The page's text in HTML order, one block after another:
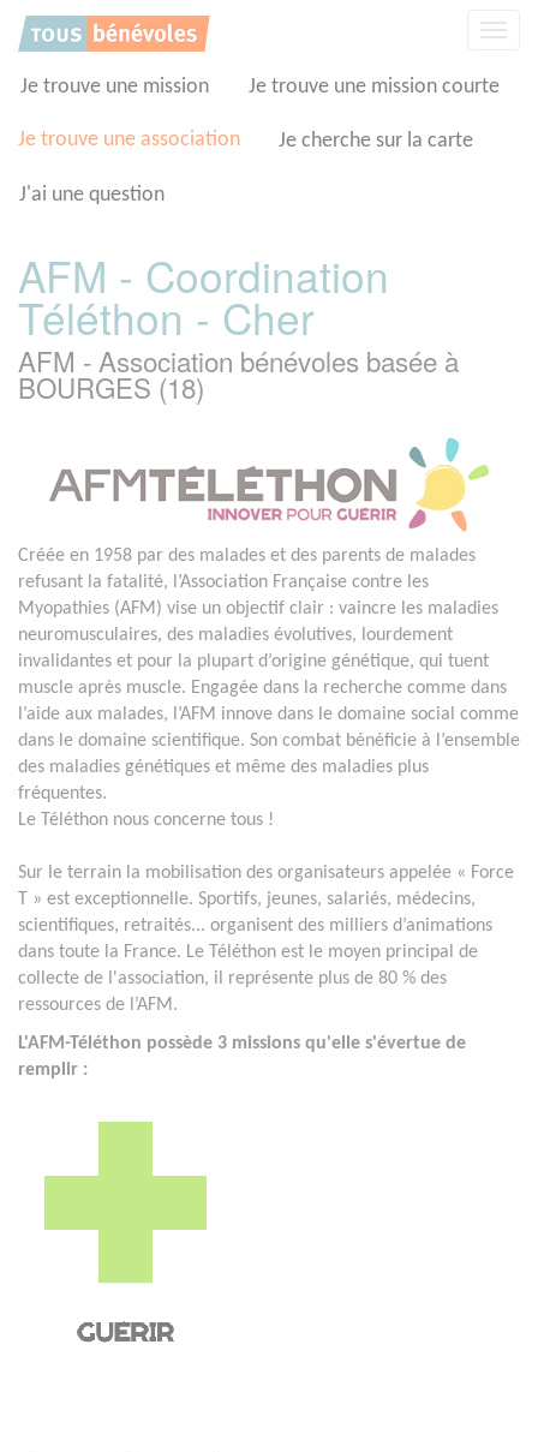
Je trouve une mission Je trouve une mission courte
Je trouve une association Je cherche sur la carte
J'ai une question
AFM - Coordination
Téléthon - Cher
AFM - Association bénévoles basée à
BOURGES (18)
Créée en 1958 par des malades et des parents de malades
refusant la fatalité, l’Association Française contre les
Myopathies (AFM) vise un objectif clair : vaincre les maladies
neuromusculaires, des maladies évolutives, lourdement
invalidantes et pour la plupart d’origine génétique, qui tuent
muscle après muscle. Engagée dans la recherche comme dans
l’aide aux malades, l’AFM innove dans le domaine social comme
dans le domaine scientifique. Son combat bénéficie à l’ensemble
des maladies génétiques et même des maladies plus
fréquentes.
Le Téléthon nous concerne tous !
Sur le terrain la mobilisation des organisateurs appelée « Force
T » est exceptionnelle. Sportifs, jeunes, salariés, médecins,
scientifiques, retraités... organisent des milliers d’animations
dans toute la France. Le Téléthon est le moyen principal de
collecte de l'association, il représente plus de 80 % des
ressources de l’AFM.
L'AFM-Téléthon possède 3 missions qu'elle s'évertue de
remplir :
Panneau de gestion des cookies